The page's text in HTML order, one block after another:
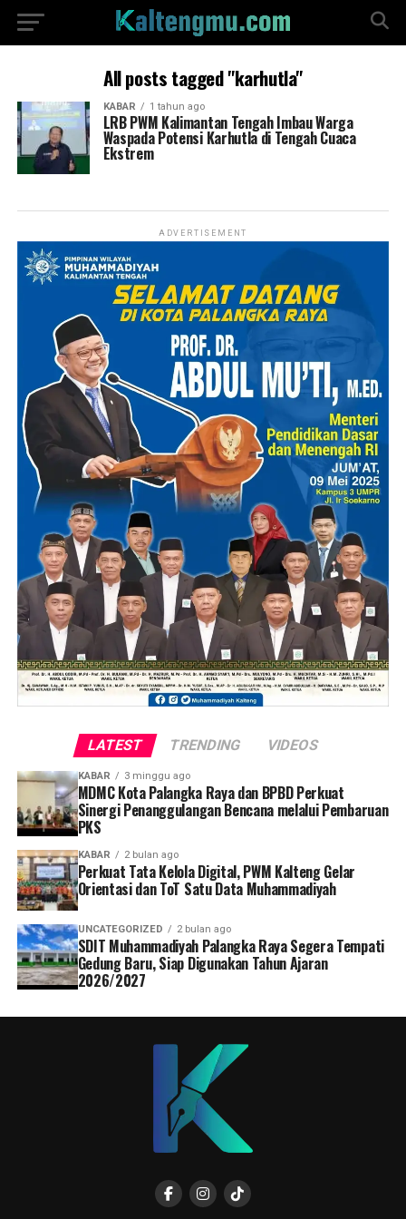
All posts tagged "karhutla"
KABAR 1 tahun ago
LRB PWM Kalimantan Tengah Imbau Warga
Waspada Potensi Karhutla di Tengah Cuaca
Ekstrem
ADVERTISEMENT
LATEST TRENDING VIDEOS
KABAR 3 minggu ago
MDMC Kota Palangka Raya dan BPBD Perkuat
Sinergi Penanggulangan Bencana melalui Pembaruan
PKS
KABAR 2 bulan ago
Perkuat Tata Kelola Digital, PWM Kalteng Gelar
Orientasi dan ToT Satu Data Muhammadiyah
UNCATEGORIZED 2 bulan ago
SDIT Muhammadiyah Palangka Raya Segera Tempati
Gedung Baru, Siap Digunakan Tahun Ajaran
2026/2027